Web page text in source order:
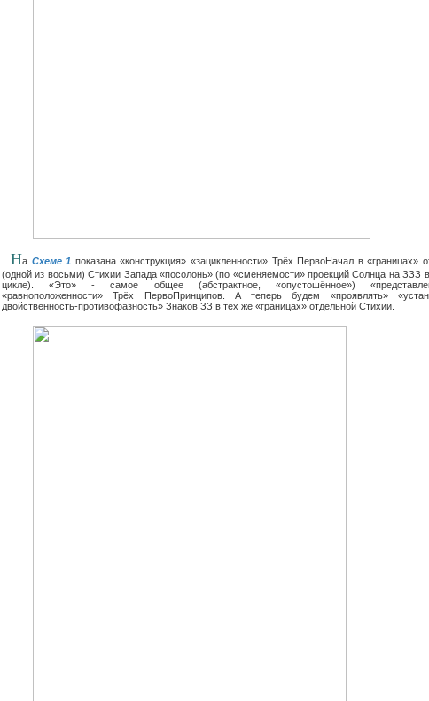
На Схеме 1 показана «конструкция» «зацикленности» Трёх ПервоНачал в «границах»
(одной из восьми) Стихии Запада «посолонь» (по «сменяемости» проекций Солнца на ЗЗЗ
цикле). «Это» - самое общее (абстрактное, «опустошённое»)
«равноположенности» Трёх ПервоПринципов. А теперь будем «проявлять»
двойственность-противофазность» Знаков ЗЗ в тех же «границах» отдельной Стихии.